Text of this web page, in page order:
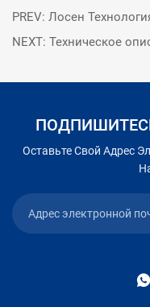
Оставьте Свой Адрес